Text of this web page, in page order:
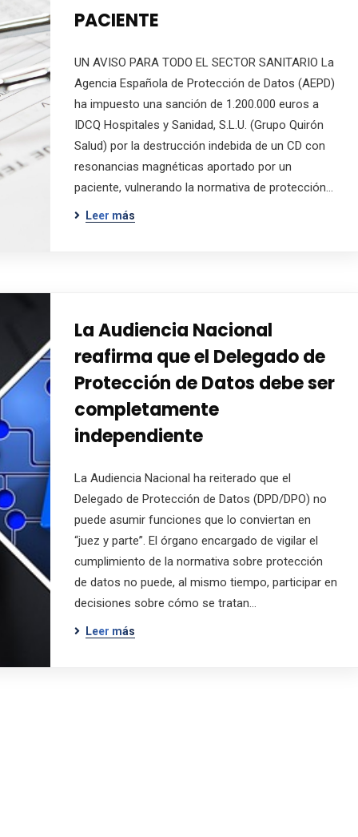
PACIENTE
UN AVISO PARA TODO EL SECTOR SANITARIO La
Agencia Española de Protección de Datos (AEPD)
ha impuesto una sanción de 1.200.000 euros a
IDCQ Hospitales y Sanidad, S.L.U. (Grupo Quirón
Salud) por la destrucción indebida de un CD con
resonancias magnéticas aportado por un
paciente, vulnerando la normativa de protección…
Leer más
La Audiencia Nacional
reafirma que el Delegado de
Protección de Datos debe ser
completamente
independiente
La Audiencia Nacional ha reiterado que el
Delegado de Protección de Datos (DPD/DPO) no
puede asumir funciones que lo conviertan en
“juez y parte”. El órgano encargado de vigilar el
cumplimiento de la normativa sobre protección
de datos no puede, al mismo tiempo, participar en
decisiones sobre cómo se tratan…
Leer más